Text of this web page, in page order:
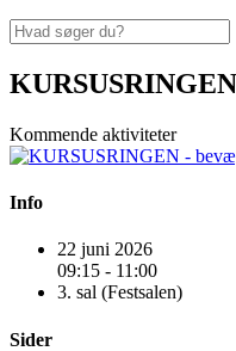
Kommende aktiviteter
Info
22 juni 2026
09:15 - 11:00
3. sal (Festsalen)
Sider